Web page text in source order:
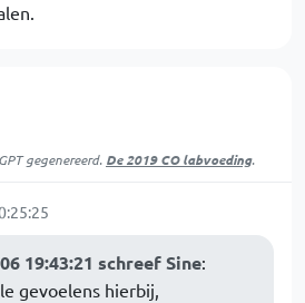
gegenereerd. De 2019 CO labvoeding.
19:43:21 schreef Sine:
gevoelens hierbij,